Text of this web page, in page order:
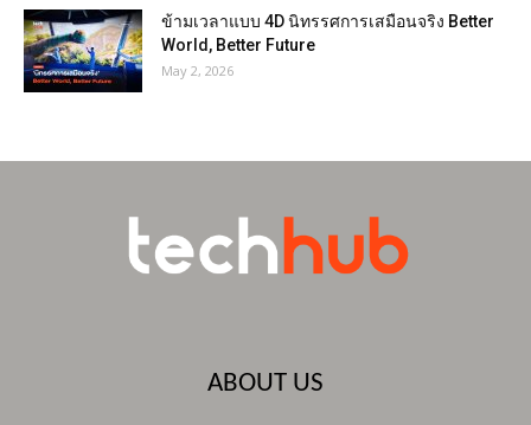
ข้ามเวลาแบบ 4D นิทรรศการเสมือนจริง Better
World, Better Future
May 2, 2026
ABOUT US